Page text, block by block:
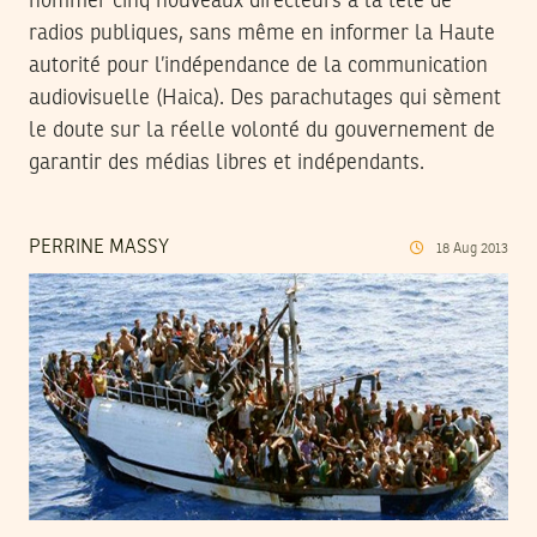
radios publiques, sans même en informer la Haute
autorité pour l’indépendance de la communication
audiovisuelle (Haica). Des parachutages qui sèment
le doute sur la réelle volonté du gouvernement de
garantir des médias libres et indépendants.
PERRINE MASSY 18 Aug 2013